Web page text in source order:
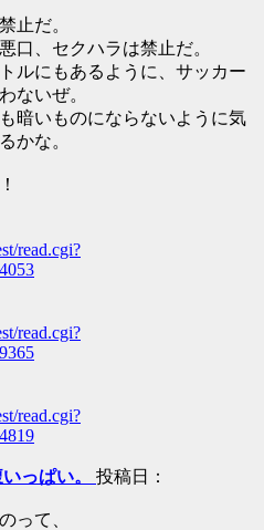
止だ。
口、セクハラは禁止だ。
ルにもあるように、サッカー
ないぜ。
暗いものにならないように気
かな。
read.cgi?
read.cgi?
read.cgi?
っぱい。 投稿日：
って、